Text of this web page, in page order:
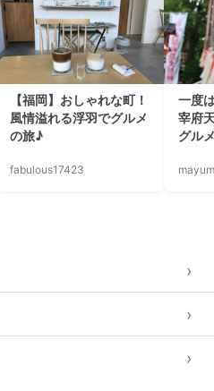
【福岡】おしゃれな町！
風情溢れる浮羽でグルメ
の旅♪
fabulous17423
一度
宰府
グル
›
›
›